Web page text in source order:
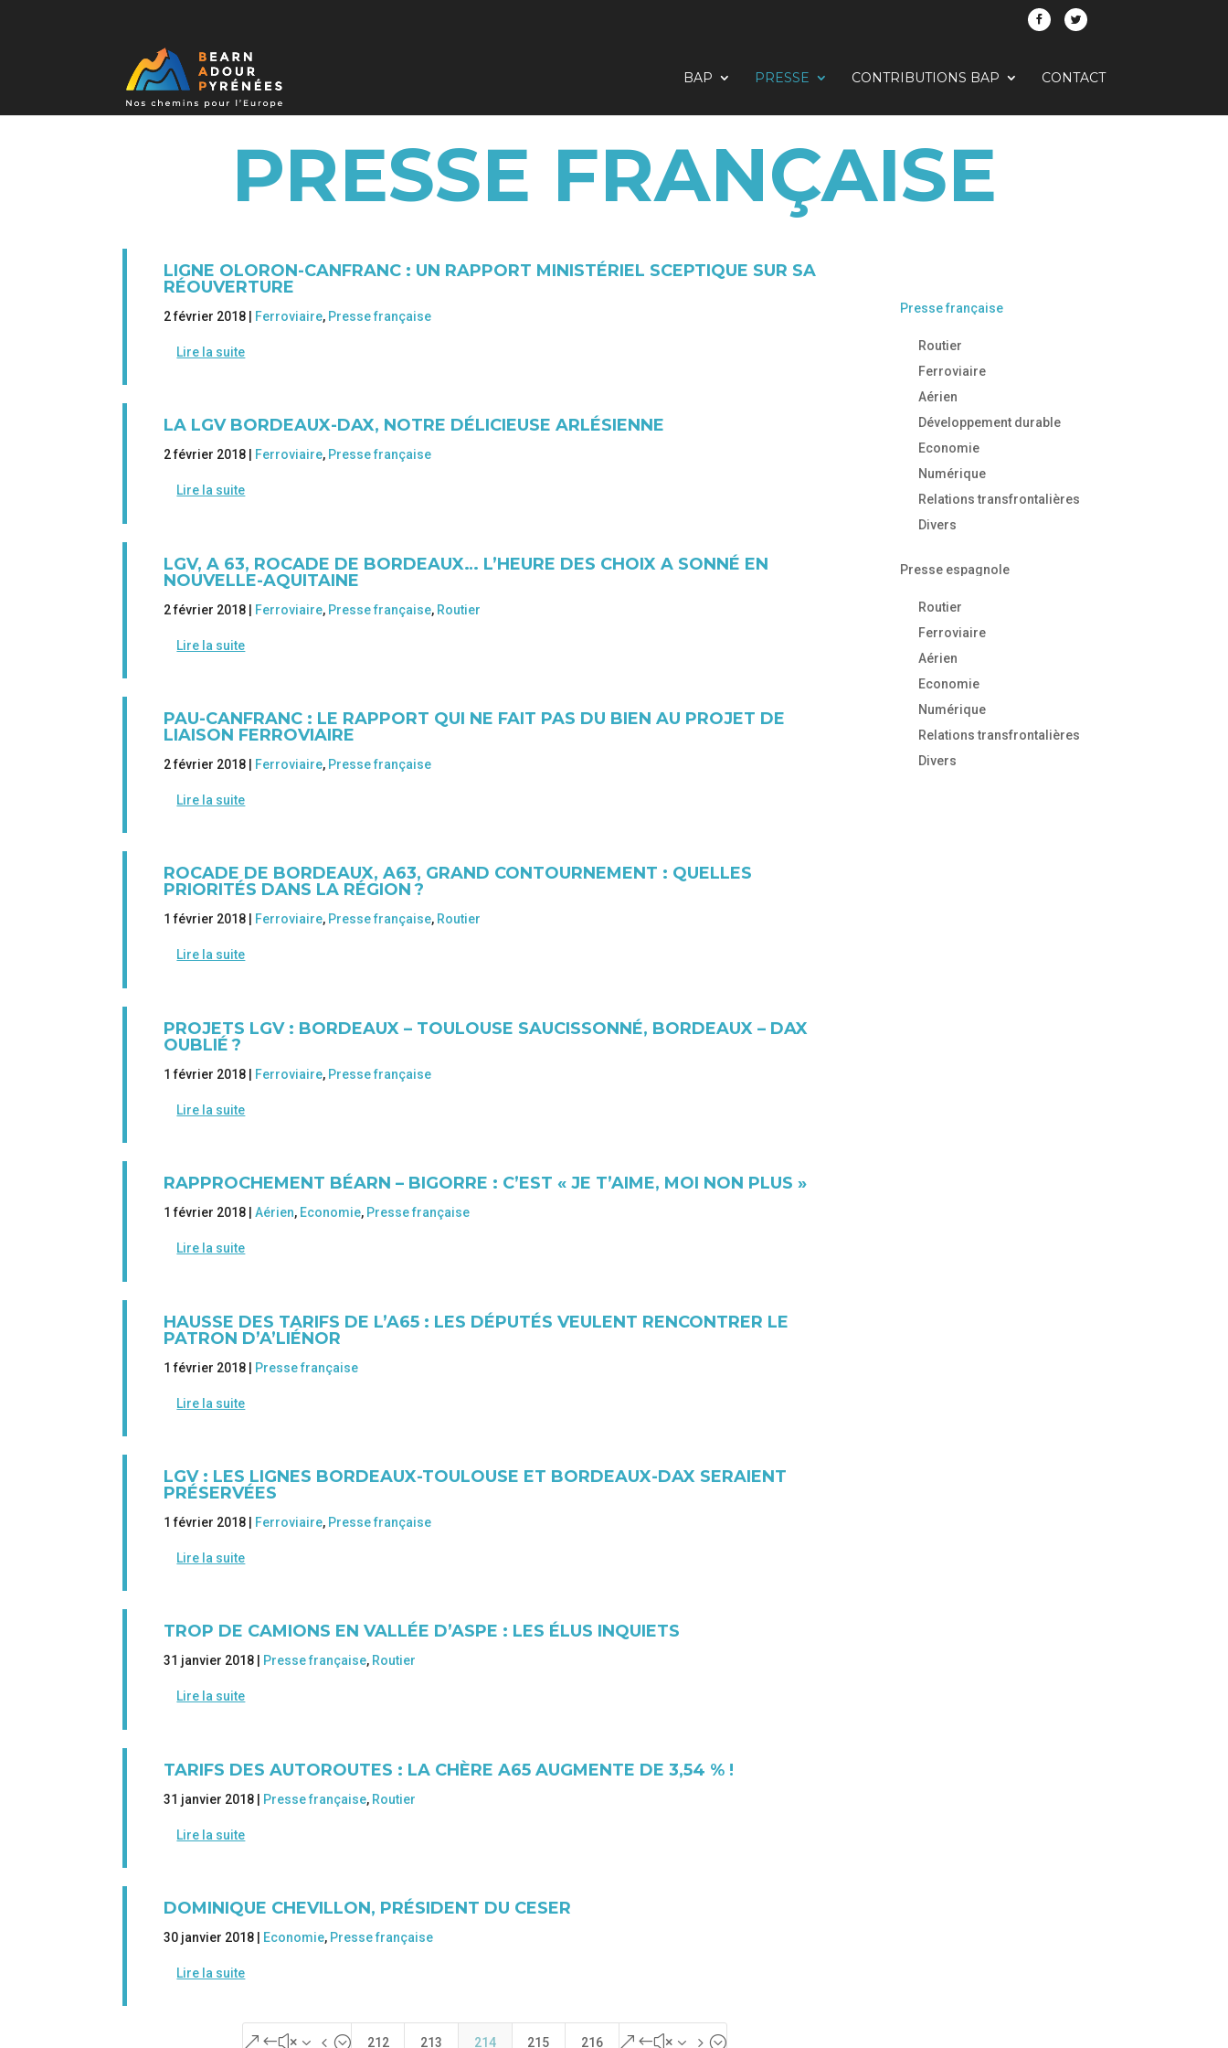
BAP PRESSE CONTRIBUTIONS BAP CONTACT
PRESSE FRANÇAISE
LIGNE OLORON-CANFRANC : UN RAPPORT MINISTÉRIEL SCEPTIQUE SUR SA
RÉOUVERTURE
2 février 2018 | Ferroviaire, Presse française
Lire la suite
LA LGV BORDEAUX-DAX, NOTRE DÉLICIEUSE ARLÉSIENNE
2 février 2018 | Ferroviaire, Presse française
Lire la suite
LGV, A 63, ROCADE DE BORDEAUX… L’HEURE DES CHOIX A SONNÉ EN
NOUVELLE-AQUITAINE
2 février 2018 | Ferroviaire, Presse française, Routier
Lire la suite
PAU-CANFRANC : LE RAPPORT QUI NE FAIT PAS DU BIEN AU PROJET DE
LIAISON FERROVIAIRE
2 février 2018 | Ferroviaire, Presse française
Lire la suite
ROCADE DE BORDEAUX, A63, GRAND CONTOURNEMENT : QUELLES
PRIORITÉS DANS LA RÉGION ?
1 février 2018 | Ferroviaire, Presse française, Routier
Lire la suite
PROJETS LGV : BORDEAUX – TOULOUSE SAUCISSONNÉ, BORDEAUX – DAX
OUBLIÉ ?
1 février 2018 | Ferroviaire, Presse française
Lire la suite
RAPPROCHEMENT BÉARN – BIGORRE : C’EST « JE T’AIME, MOI NON PLUS »
1 février 2018 |Aérien, Economie, Presse française
Lire la suite
HAUSSE DES TARIFS DE L’A65 : LES DÉPUTÉS VEULENT RENCONTRER LE
PATRON D’A’LIÉNOR
1 février 2018 | Presse française
Lire la suite
LGV : LES LIGNES BORDEAUX-TOULOUSE ET BORDEAUX-DAX SERAIENT
PRÉSERVÉES
1 février 2018 | Ferroviaire, Presse française
Lire la suite
TROP DE CAMIONS EN VALLÉE D’ASPE : LES ÉLUS INQUIETS
31 janvier 2018 | Presse française, Routier
Lire la suite
TARIFS DES AUTOROUTES : LA CHÈRE A65 AUGMENTE DE 3,54 % !
31 janvier 2018 | Presse française, Routier
Lire la suite
DOMINIQUE CHEVILLON, PRÉSIDENT DU CESER
30 janvier 2018 | Economie, Presse française
Lire la suite
&#x34; 212 213 214 215 216 &#x35;
Presse française
Routier
Ferroviaire
Aérien
Développement durable
Economie
Numérique
Relations transfrontalières
Divers
Presse espagnole
Routier
Ferroviaire
Aérien
Economie
Numérique
Relations transfrontalières
Divers